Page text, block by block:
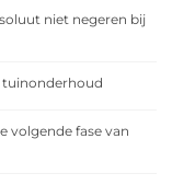
niet negeren bij
tuinonderhoud
volgende fase van